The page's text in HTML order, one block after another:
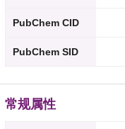
PubChem CID
PubChem SID
常规属性